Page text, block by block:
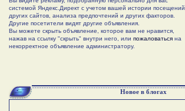
системой Яндекс.Директ с учетом вашей истории посещений
других сайтов, анализа предпочтений и других факторов.
Другие посетители видят другие объявления.
Вы можете скрыть объявление, которое вам не нравится,
нажав на ссылку "скрыть" внутри него, или пожаловаться на
некорректное объявление администратору.
Новое в блогах